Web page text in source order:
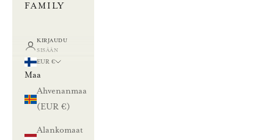
FAMILY
KIRJAUDU
SISÄÄN
EUR €
Maa
Ahvenanmaa
(EUR €)
Alankomaat